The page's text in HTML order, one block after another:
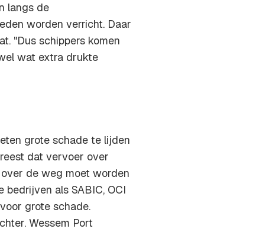
langs de
worden verricht. Daar
"Dus schippers komen
wat extra drukte
grote schade te lijden
dat vervoer over
de weg moet worden
bedrijven als SABIC, OCI
grote schade.
Wessem Port